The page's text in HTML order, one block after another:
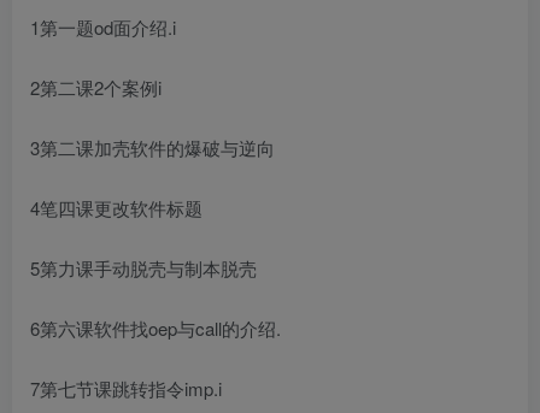
1第一题od面介绍.i
2第二课2个案例i
3第二课加壳软件的爆破与逆向
4笔四课更改软件标题
5第力课手动脱壳与制本脱壳
6第六课软件找oep与call的介绍.
7第七节课跳转指令imp.i